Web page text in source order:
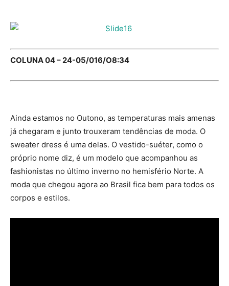
COLUNA 04 – 24-05/016/O8:34
Ainda estamos no Outono, as temperaturas mais amenas
já chegaram e junto trouxeram tendências de moda. O
sweater dress é uma delas. O vestido-suéter, como o
próprio nome diz, é um modelo que acompanhou as
fashionistas no último inverno no hemisfério Norte. A
moda que chegou agora ao Brasil fica bem para todos os
corpos e estilos.